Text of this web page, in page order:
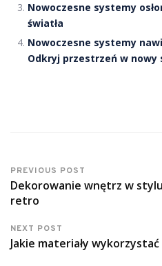
Nowoczesne systemy
światła
Nowoczesne systemy
Odkryj przestrzeń w nowy
PREVIOUS POST
Dekorowanie wnętrz w
retro
NEXT POST
Jakie materiały